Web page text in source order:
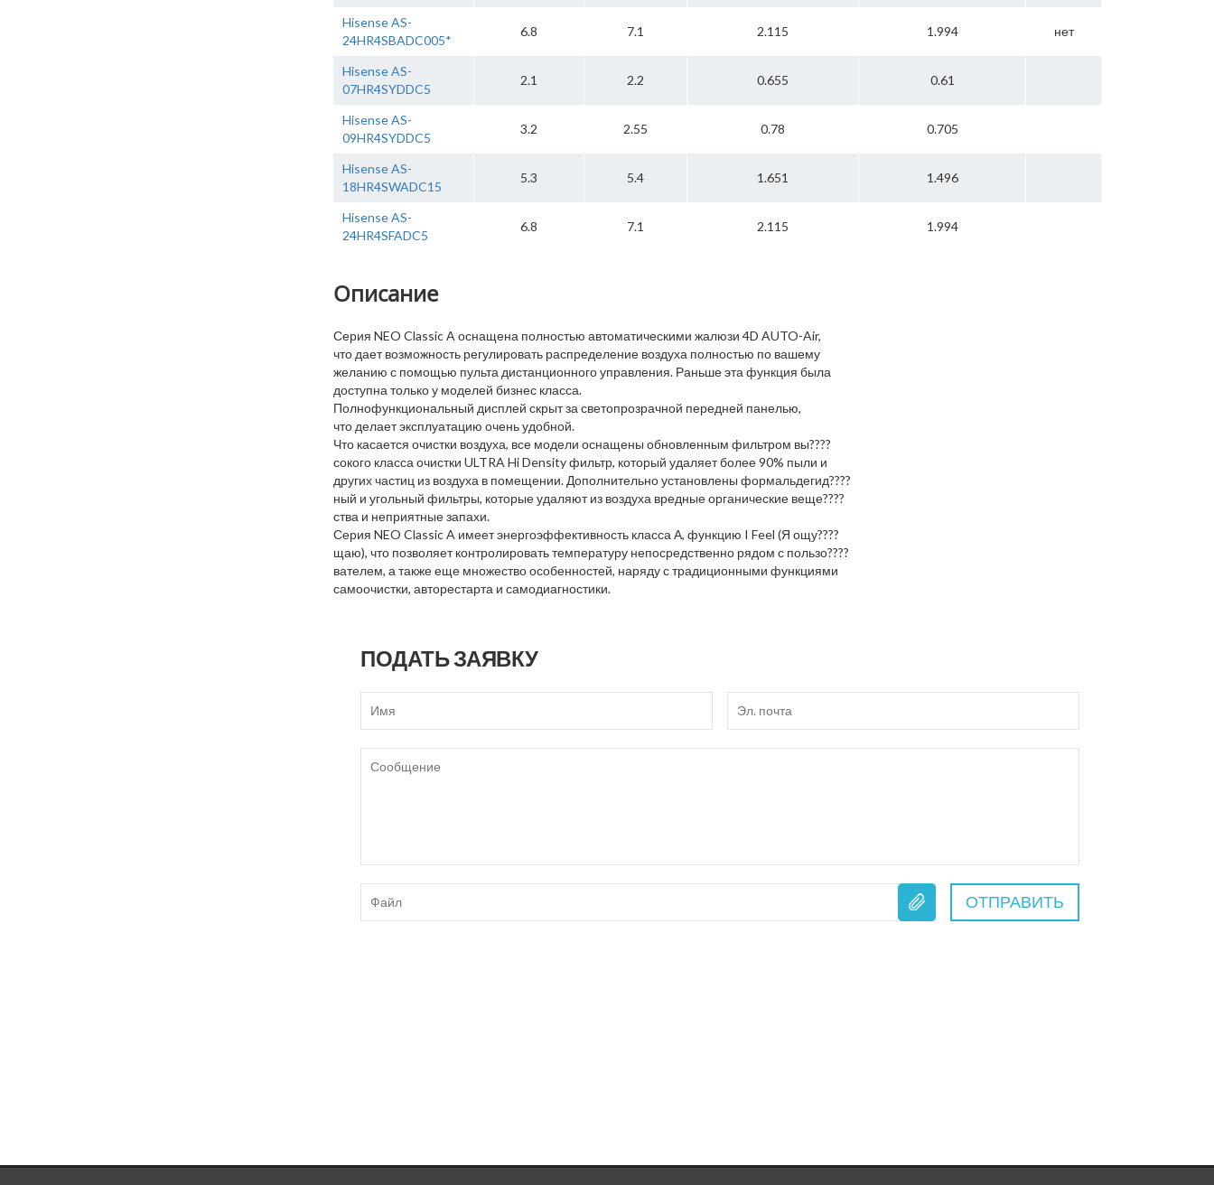
Hisense AS-
24HR4SBADC005*
6.8 7.1 2.115 1.994 нет
Hisense AS-
07HR4SYDDC5
2.1 2.2 0.655 0.61
Hisense AS-
09HR4SYDDC5
3.2 2.55 0.78 0.705
Hisense AS-
18HR4SWADC15
5.3 5.4 1.651 1.496
Hisense AS-
24HR4SFADC5
6.8 7.1 2.115 1.994
Описание
Серия NEO Classic A оснащена полностью автоматическими жалюзи 4D AUTO-Air,
что дает возможность регулировать распределение воздуха полностью по вашему
желанию с помощью пульта дистанционного управления. Раньше эта функция была
доступна только у моделей бизнес класса.
Полнофункциональный дисплей скрыт за светопрозрачной передней панелью,
что делает эксплуатацию очень удобной.
Что касается очистки воздуха, все модели оснащены обновленным фильтром вы????
сокого класса очистки ULTRA Hi Density фильтр, который удаляет более 90% пыли и
других частиц из воздуха в помещении. Дополнительно установлены формальдегид????
ный и угольный фильтры, которые удаляют из воздуха вредные органические веще????
ства и неприятные запахи.
Серия NEO Classic A имеет энергоэффективность класса А, функцию I Feel (Я ощу????
щаю), что позволяет контролировать температуру непосредственно рядом с пользо????
вателем, а также еще множество особенностей, наряду с традиционными функциями
самоочистки, авторестарта и самодиагностики.
ПОДАТЬ ЗАЯВКУ
ОТПРАВИТЬ